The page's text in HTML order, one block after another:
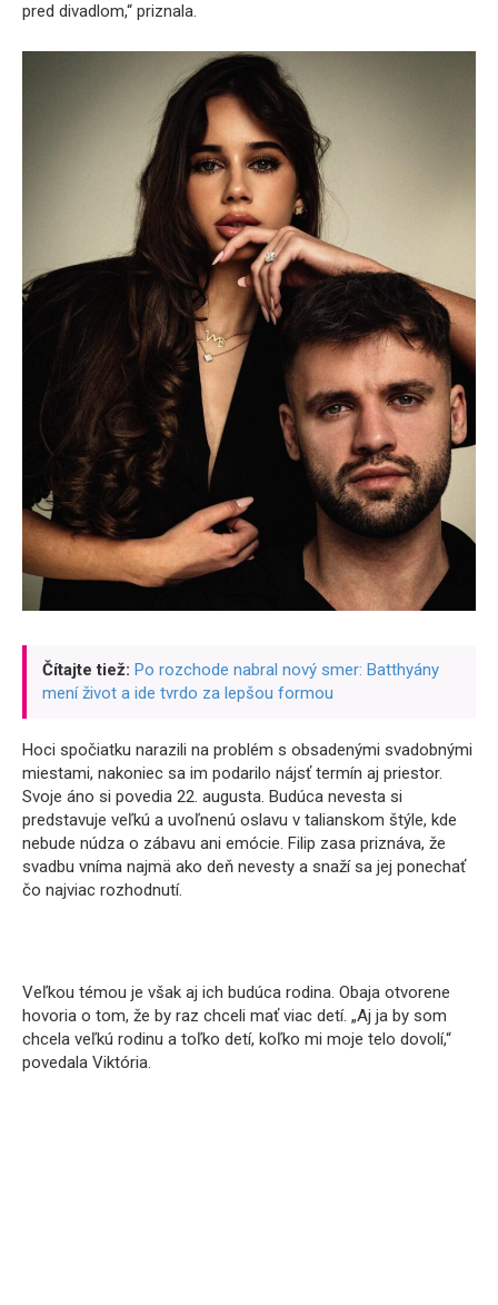
pred divadlom,“ priznala.
Čítajte tiež: Po rozchode nabral nový smer: Batthyány
mení život a ide tvrdo za lepšou formou
Hoci spočiatku narazili na problém s obsadenými svadobnými
miestami, nakoniec sa im podarilo nájsť termín aj priestor.
Svoje áno si povedia 22. augusta. Budúca nevesta si
predstavuje veľkú a uvoľnenú oslavu v talianskom štýle, kde
nebude núdza o zábavu ani emócie. Filip zasa priznáva, že
svadbu vníma najmä ako deň nevesty a snaží sa jej ponechať
čo najviac rozhodnutí.
Veľkou témou je však aj ich budúca rodina. Obaja otvorene
hovoria o tom, že by raz chceli mať viac detí. „Aj ja by som
chcela veľkú rodinu a toľko detí, koľko mi moje telo dovolí,“
povedala Viktória.